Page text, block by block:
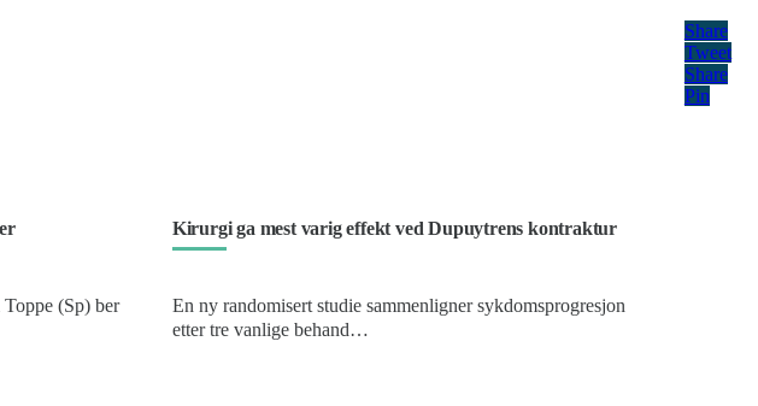
(Sp) ber
Kirurgi ga mest varig effekt ved Dupuytrens kontraktur
En ny randomisert studie sammenligner sykdomsprogresjon
etter tre vanlige behand…
Share
Tweet
Share
Pin